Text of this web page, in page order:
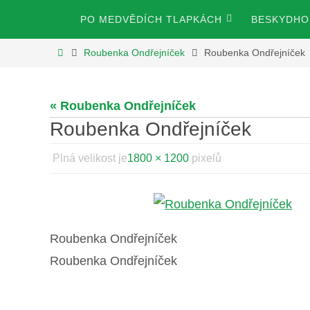
obsah
PO MEDVĚDÍCH TLAPKÁCH
HomeRoubenka Ondřejníček Roubenka Ondřejníček
« Roubenka Ondřejníček
Roubenka Ondřejníček
Plná velikost je1800 × 1200 pixelů
Roubenka Ondřejníček
Roubenka Ondřejníček